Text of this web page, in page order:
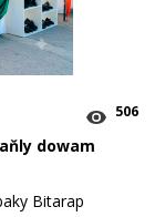
506
dowam
Bitarap